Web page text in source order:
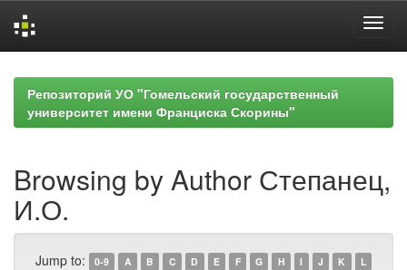
navigationРепозиторий УО "Гомельский государственный
университет имени Франциска Скорины"
Browsing by Author Степанец,
И.О.
Jump to: 0-9 A B C D E F G H I J K
L